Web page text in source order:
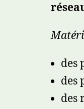
des
des
des